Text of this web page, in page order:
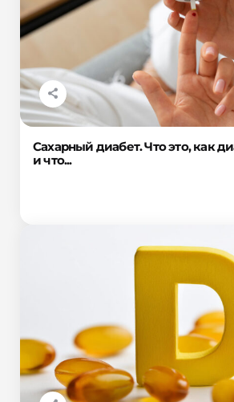
Сахарный диабет. Что это, как
и что...